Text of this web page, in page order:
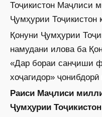
Тоҷикистон Маҷлиси
Ҷумҳурии Тоҷикистон
Қонуни Ҷумҳурии
намудани илова ба
«Дар бораи санҷиши
хоҷагидор»
Раиси Маҷлиси
Ҷумҳурии